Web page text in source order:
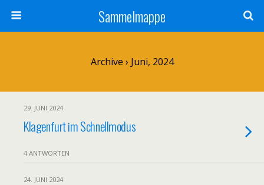
Sammelmappe
Archive › Juni, 2024
29. JUNI 2024
Klagenfurt im Schnellmodus
4 ANTWORTEN
24. JUNI 2024